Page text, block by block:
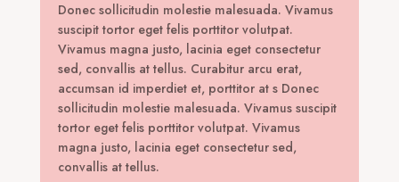
Donec sollicitudin molestie malesuada. Vivamus
suscipit tortor eget felis porttitor volutpat.
Vivamus magna justo, lacinia eget consectetur
sed, convallis at tellus. Curabitur arcu erat,
accumsan id imperdiet et, porttitor at s Donec
sollicitudin molestie malesuada. Vivamus suscipit
tortor eget felis porttitor volutpat. Vivamus
magna justo, lacinia eget consectetur sed,
convallis at tellus.